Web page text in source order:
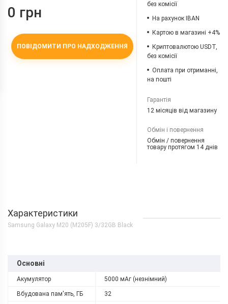
0 грн
ПОВІДОМИТИ ПРО НАДХОДЖЕННЯ
без комісії
На рахунок IBAN
Картою в магазині +4%
Криптовалютою USDT,
без комісії
Оплата при отриманні,
на пошті
Гарантія
12 місяців від магазину
Обмін і повернення
Обмін / повернення
товару протягом 14 днів
Характеристики
Samsung Galaxy M20 (M205F) 3/32GB Black
Основні
Акумулятор 5000 мАг (незнімний)
Вбудована пам'ять, ГБ 32